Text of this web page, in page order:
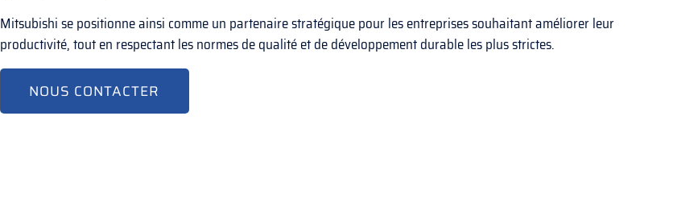
Mitsubishi se positionne ainsi comme un partenaire stratégique pour les entreprises souhaitant améliorer leur
productivité, tout en respectant les normes de qualité et de développement durable les plus strictes.
NOUS CONTACTER